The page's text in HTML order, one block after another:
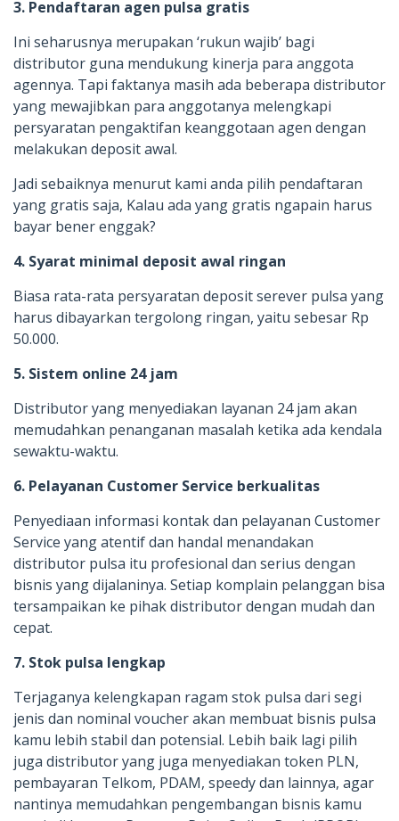
3. Pendaftaran agen pulsa gratis
Ini seharusnya merupakan ‘rukun wajib’ bagi
distributor guna mendukung kinerja para anggota
agennya. Tapi faktanya masih ada beberapa distributor
yang mewajibkan para anggotanya melengkapi
persyaratan pengaktifan keanggotaan agen dengan
melakukan deposit awal.
Jadi sebaiknya menurut kami anda pilih pendaftaran
yang gratis saja, Kalau ada yang gratis ngapain harus
bayar bener enggak?
4. Syarat minimal deposit awal ringan
Biasa rata-rata persyaratan deposit serever pulsa yang
harus dibayarkan tergolong ringan, yaitu sebesar Rp
50.000.
5. Sistem online 24 jam
Distributor yang menyediakan layanan 24 jam akan
memudahkan penanganan masalah ketika ada kendala
sewaktu-waktu.
6. Pelayanan Customer Service berkualitas
Penyediaan informasi kontak dan pelayanan Customer
Service yang atentif dan handal menandakan
distributor pulsa itu profesional dan serius dengan
bisnis yang dijalaninya. Setiap komplain pelanggan bisa
tersampaikan ke pihak distributor dengan mudah dan
cepat.
7. Stok pulsa lengkap
Terjaganya kelengkapan ragam stok pulsa dari segi
jenis dan nominal voucher akan membuat bisnis pulsa
kamu lebih stabil dan potensial. Lebih baik lagi pilih
juga distributor yang juga menyediakan token PLN,
pembayaran Telkom, PDAM, speedy dan lainnya, agar
nantinya memudahkan pengembangan bisnis kamu